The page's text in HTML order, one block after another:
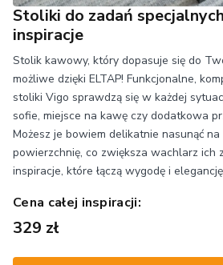
Stoliki do zadań
inspiracje
Stolik kawowy, który dopasuje się do
możliwe dzięki ELTAP! Funkcjonalne,
stoliki Vigo sprawdzą się w każdej
sofie, miejsce na kawę czy dodatkowa
Możesz je bowiem delikatnie nasunąć
powierzchnię, co zwiększa wachlarz ich
inspiracje, które łączą wygodę i
Cena całej inspiracji:
329 zł